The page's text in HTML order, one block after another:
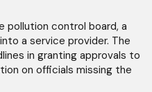
pollution control board, a
a service provider. The
in granting approvals to
on officials missing the